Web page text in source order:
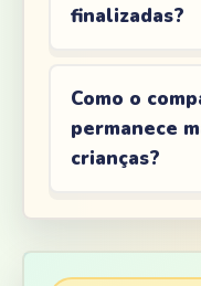
finalizadas?
Como o
permanece
crianças?